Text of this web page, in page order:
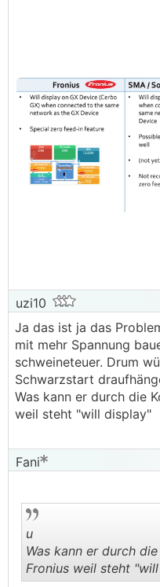
uzi10
Ja das ist ja das
mit mehr Spannung
schweineteuer. Drum
Schwarzstart
Was kann er durch die
weil steht "will display"
Fani
u
Was kann er durch
Fronius weil steht